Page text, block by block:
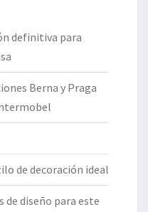
definitiva para
Berna y Praga
de decoración ideal
de diseño para este